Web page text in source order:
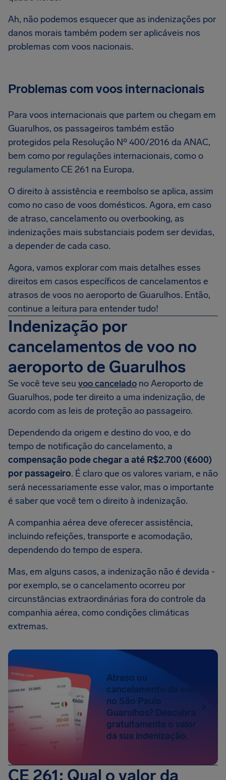
Ah, não podemos esquecer que as indenizações por
danos morais também podem ser aplicáveis nos
problemas com voos nacionais.
Problemas com voos internacionais
Para voos internacionais que partem ou chegam em
Guarulhos, os passageiros também estão
protegidos pela Resolução Nº 400/2016 da ANAC,
bem como por regulações internacionais, como o
regulamento CE 261 na Europa.
O direito à assistência e reembolso se aplica, assim
como no caso de voos domésticos. Agora, em caso
de atraso, cancelamento ou overbooking, as
indenizações mais substanciais podem ser devidas,
a depender de cada caso.
Agora, vamos explorar com mais detalhes esses
direitos em casos específicos de cancelamentos e
atrasos de voos no aeroporto de Guarulhos. Então,
continue a leitura para entender tudo!
Indenização por
cancelamentos de voo no
aeroporto de Guarulhos
Se você teve seu voo cancelado no Aeroporto de
Guarulhos, pode ter direito a uma indenização, de
acordo com as leis de proteção ao passageiro.
Dependendo da origem e destino do voo, e do
tempo de notificação do cancelamento, a
compensação pode chegar a até R$2.700 (€600)
por passageiro. É claro que os valores variam, e não
será necessariamente esse valor, mas o importante
é saber que você tem o direito à indenização.
A companhia aérea deve oferecer assistência,
incluindo refeições, transporte e acomodação,
dependendo do tempo de espera.
Mas, em alguns casos, a indenização não é devida -
por exemplo, se o cancelamento ocorreu por
circunstâncias extraordinárias fora do controle da
companhia aérea, como condições climáticas
extremas.
Atraso ou
cancelamento de voo
no São Paulo
Guarulhos? Descubra
gratuitamente o valor
da sua indenização.
CE 261: Qual o valor da